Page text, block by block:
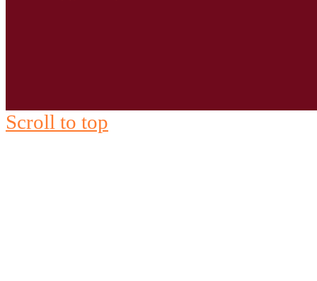
Scroll to top